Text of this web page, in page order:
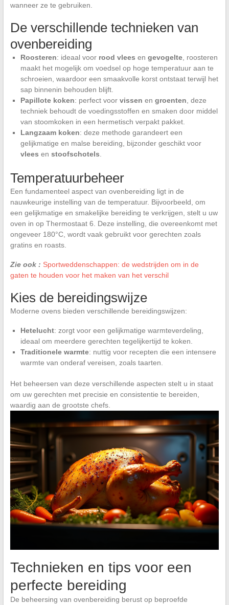
wanneer ze te gebruiken.
De verschillende technieken van
ovenbereiding
Roosteren: ideaal voor rood vlees en gevogelte, roosteren
maakt het mogelijk om voedsel op hoge temperatuur aan te
schroeien, waardoor een smaakvolle korst ontstaat terwijl het
sap binnenin behouden blijft.
Papillote koken: perfect voor vissen en groenten , deze
techniek behoudt de voedingsstoffen en smaken door middel
van stoomkoken in een hermetisch verpakt pakket.
Langzaam koken: deze methode garandeert een
gelijkmatige en malse bereiding, bijzonder geschikt voor
vlees en stoofschotels
Temperatuurbeheer
Een fundamenteel aspect van ovenbereiding ligt in de
nauwkeurige instelling van de temperatuur. Bijvoorbeeld, om
een gelijkmatige en smakelijke bereiding te verkrijgen, stelt u uw
oven in op Thermostaat 6. Deze instelling, die overeenkomt met
ongeveer 180°C, wordt vaak gebruikt voor gerechten zoals
gratins en roasts.
Zie ook : Sportweddenschappen: de wedstrijden om in de
gaten te houden voor het maken van het verschil
Kies de bereidingswijze
Moderne ovens bieden verschillende bereidingswijzen:
Hetelucht: zorgt voor een gelijkmatige warmteverdeling,
ideaal om meerdere gerechten tegelijkertijd te koken.
Traditionele warmte: nuttig voor recepten die een intensere
warmte van onderaf vereisen, zoals taarten.
Het beheersen van deze verschillende aspecten stelt u in staat
om uw gerechten met precisie en consistentie te bereiden,
waardig aan de grootste chefs.
Technieken en tips voor een
perfecte bereiding
De beheersing van ovenbereiding berust op beproefde